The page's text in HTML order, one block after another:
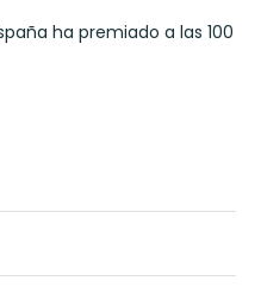
ha premiado a las 100